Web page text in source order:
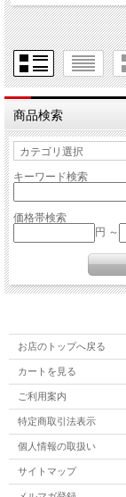
商品検索
キーワード検索
価格帯検索
円 ～
お店のトップへ戻る
カートを見る
ご利用案内
特定商取引法表示
個人情報の取扱い
サイトマップ